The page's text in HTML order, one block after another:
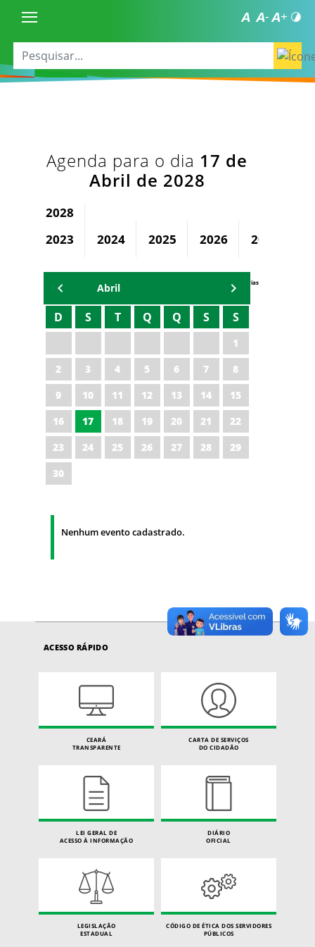
Agenda para o dia 17 de
Abril de 2028
2028
2023
2024 2025 2026 2027
Agenda Secretárias
Abril
D S T Q Q S S
1
2
3 4 5 6 7
8
9
10 11 12 13 14
15
16
17 18 19 20 21
22
23
24 25 26 27 28
29
30
Nenhum evento cadastrado.
ACESSO RÁPIDO
CEARÁ
TRANSPARENTE
CARTA DE SERVIÇOS
DO CIDADÃO
LEI GERAL DE
ACESSO À INFORMAÇÃO
DIÁRIO
OFICIAL
LEGISLAÇÃO
ESTADUAL
CÓDIGO DE ÉTICA DOS SERVIDORES
PÚBLICOS